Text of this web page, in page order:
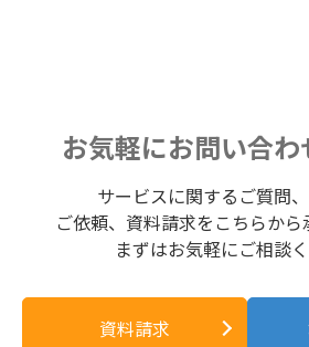
お気軽にお問い合わ
サービスに関するご質問
ご依頼、資料請求をこちらから
まずはお気軽にご相談く
資料請求